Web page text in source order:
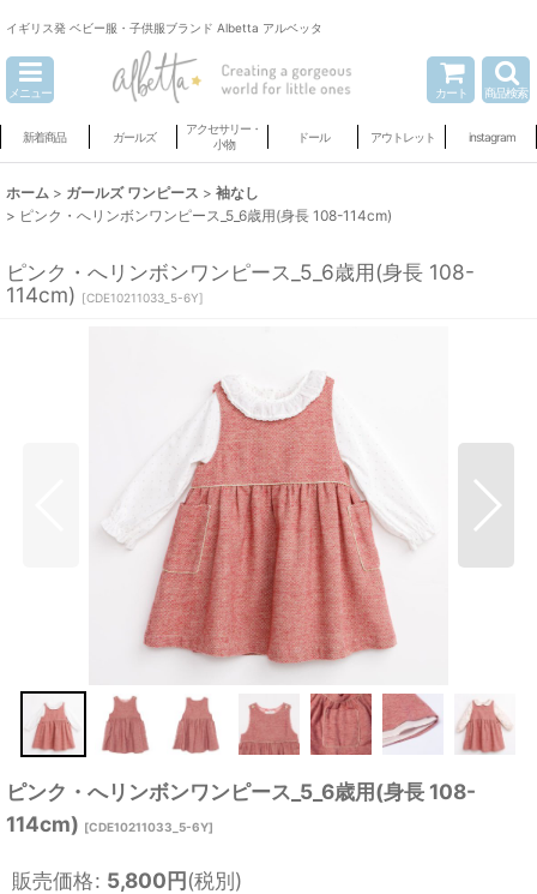
イギリス発 ベビー服・子供服ブランド Albetta アルベッタ
メニュー カート 商品検索
新着商品 ガールズ
アクセサリー・
小物
ドール アウトレット instagram
ホーム > ガールズ ワンピース > 袖なし
> ピンク・へリンボンワンピース_5_6歳用(身長 108-114cm)
ピンク・へリンボンワンピース_5_6歳用(身長 108-
114cm) [CDE10211033_5-6Y]
ピンク・へリンボンワンピース_5_6歳用(身長 108-
114cm) [CDE10211033_5-6Y]
販売価格: 5,800円(税別)